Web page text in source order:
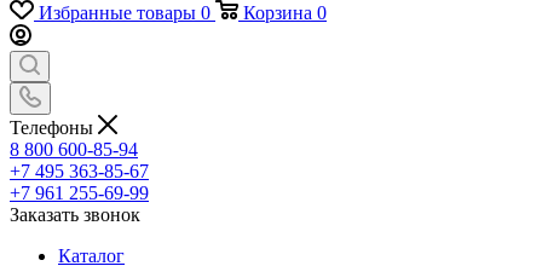
Избранные товары 0 Корзина 0
Телефоны
8 800 600-85-94
+7 495 363-85-67
+7 961 255-69-99
Заказать звонок
Каталог